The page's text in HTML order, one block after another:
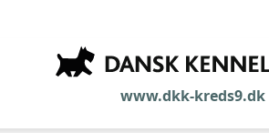
www.dkk-kreds9.dk